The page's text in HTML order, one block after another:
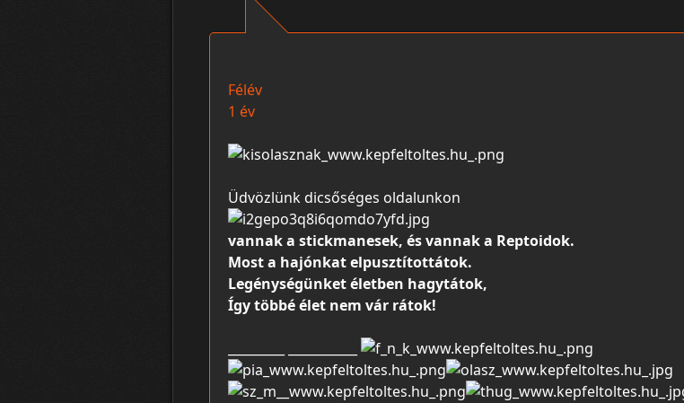
Félév
1 év
Üdvözlünk dicsőséges oldalunkon
vannak a stickmanesek, és vannak a Reptoidok.
Most a hajónkat elpusztítottátok.
Legénységünket életben hagytátok,
Így többé élet nem vár rátok!